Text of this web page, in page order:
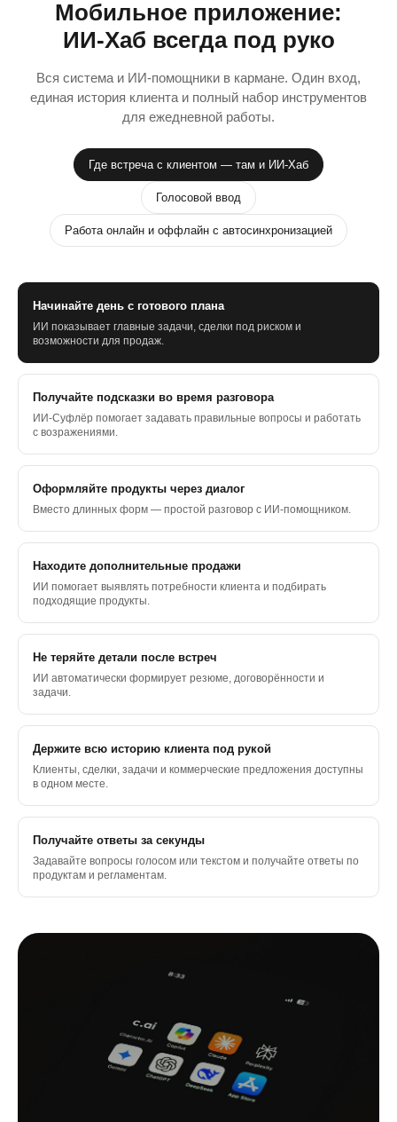
Мобильное приложение:
ИИ-Хаб всегда под руко
Вся система и ИИ-помощники в кармане. Один вход,
единая история клиента и полный набор инструментов
для ежедневной работы.
Где встреча с клиентом — там и ИИ-Хаб
Голосовой ввод
Работа онлайн и оффлайн с автосинхронизацией
Начинайте день с готового плана
ИИ показывает главные задачи, сделки под риском и
возможности для продаж.
Получайте подсказки во время разговора
ИИ-Суфлёр помогает задавать правильные вопросы и работать
с возражениями.
Оформляйте продукты через диалог
Вместо длинных форм — простой разговор с ИИ-помощником.
Находите дополнительные продажи
ИИ помогает выявлять потребности клиента и подбирать
подходящие продукты.
Не теряйте детали после встреч
ИИ автоматически формирует резюме, договорённости и
задачи.
Держите всю историю клиента под рукой
Клиенты, сделки, задачи и коммерческие предложения доступны
в одном месте.
Получайте ответы за секунды
Задавайте вопросы голосом или текстом и получайте ответы по
продуктам и регламентам.